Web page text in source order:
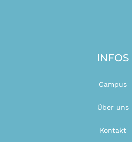
INFOS
Campus
Über uns
Kontakt